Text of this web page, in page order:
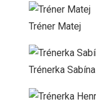
Tréner Matej
Trénerka Sabína